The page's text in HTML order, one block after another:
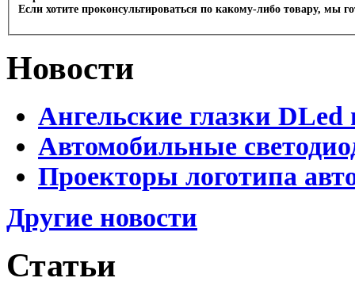
Если хотите проконсультироваться по какому-либо товару, мы
Новости
Ангельские глазки DLed
Автомобильные
Проекторы логотипа
Другие новости
Статьи